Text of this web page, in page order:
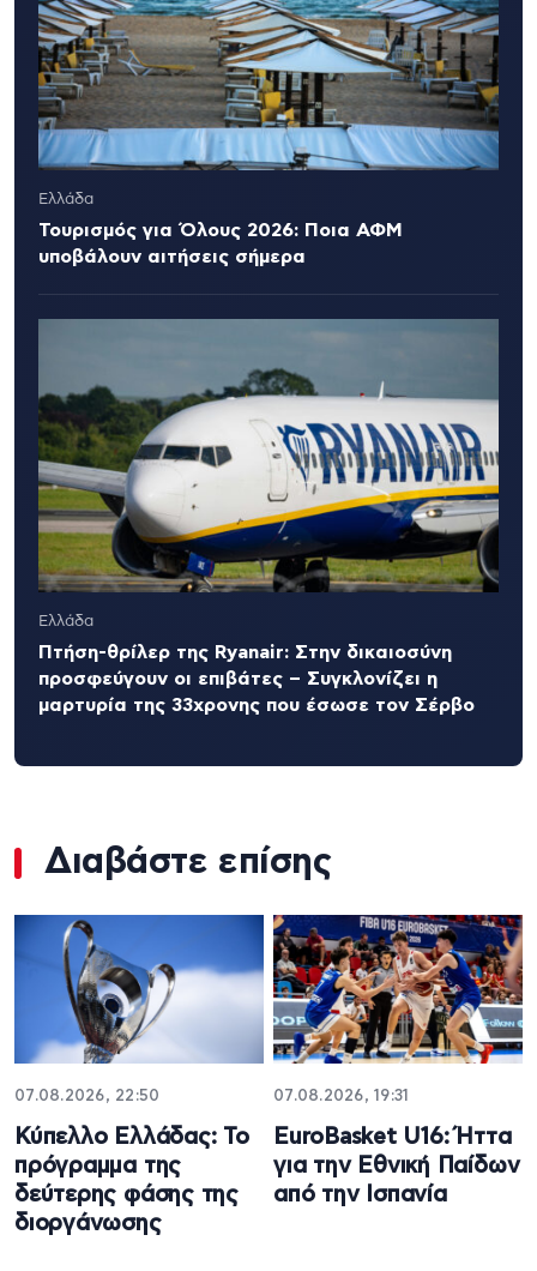
Ελλάδα
Τουρισμός για Όλους 2026: Ποια ΑΦΜ
υποβάλουν αιτήσεις σήμερα
Ελλάδα
Πτήση-θρίλερ της Ryanair: Στην δικαιοσύνη
προσφεύγουν οι επιβάτες – Συγκλονίζει η
μαρτυρία της 33χρονης που έσωσε τον Σέρβο
Διαβάστε επίσης
07.08.2026, 22:50
Κύπελλο Ελλάδας: Το
πρόγραμμα της
δεύτερης φάσης της
διοργάνωσης
07.08.2026, 19:31
EuroBasket U16: Ήττα
για την Εθνική Παίδων
από την Ισπανία